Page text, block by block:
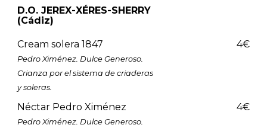
D.O. JEREX-XÉRES-SHERRY
(Cádiz)
Cream solera 1847
Pedro Ximénez. Dulce Generoso.
Crianza por el sistema de criaderas
y soleras.
4€
Néctar Pedro Ximénez
Pedro Ximénez. Dulce Generoso.
4€